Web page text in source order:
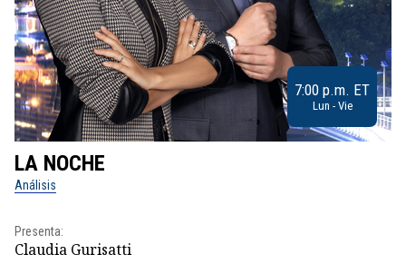
7:00 p.m. ET
Lun - Vie
LA NOCHE
Análisis
Presenta:
Claudia Gurisatti